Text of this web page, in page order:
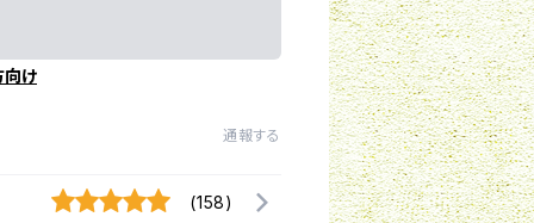
向け
通報する
(158)